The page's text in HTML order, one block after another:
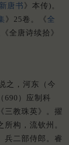
新唐书》本传)。
》25卷。 《全
全唐诗续拾》
之，河东（今
690）应制科
教珠英》。 擢
所构，流钦州。
二部侍郎。 睿